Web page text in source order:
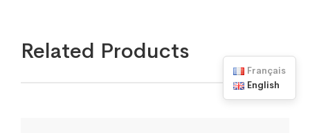
Related Products
Français
English